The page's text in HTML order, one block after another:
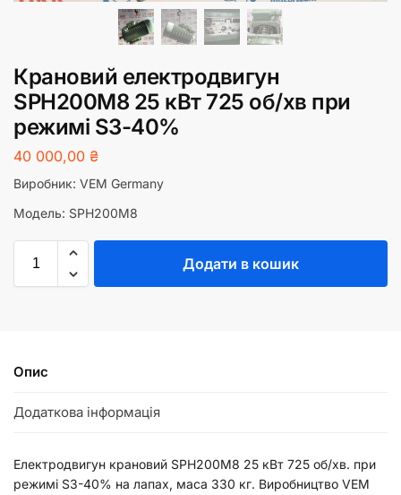
Крановий електродвигун
SPH200M8 25 кВт 725 об/хв при
режимі S3-40%
40 000,00 ₴
Виробник: VEM Germany
Модель: SPH200M8
Додати в кошик
Опис
Додаткова інформація
Електродвигун крановий SPH200M8 25 кВт 725 об/хв. при
режимі S3-40% на лапах, маса 330 кг. Виробництво VEM